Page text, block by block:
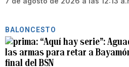
BALONCESTO
“Aquí hay serie”:
las armas para retar a
final del BSN